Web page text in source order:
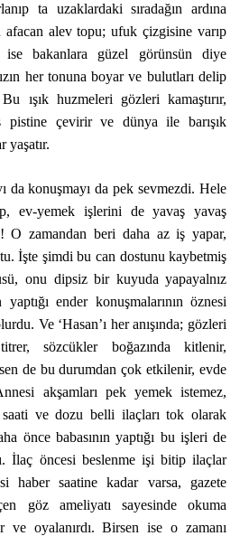
ta uzaklardaki sıradağın ardına
alev topu; ufuk çizgisine varıp
ise bakanlara güzel görünsün diye
her tonuna boyar ve bulutları delip
ışık huzmeleri gözleri kamaştırır,
pistine çevirir ve dünya ile barışık
yaşatır.
da konuşmayı da pek sevmezdi. Hele
ev-yemek işlerini de yavaş yavaş
O zamandan beri daha az iş yapar,
İşte şimdi bu can dostunu kaybetmiş
onu dipsiz bir kuyuda yapayalnız
ender konuşmalarının öznesi
Ve ‘Hasan’ı her anışında; gözleri
sözcükler boğazında kitlenir,
de bu durumdan çok etkilenir, evde
akşamları pek yemek istemez,
ve dozu belli ilaçları tok olarak
önce babasının yaptığı bu işleri de
İlaç öncesi beslenme işi bitip ilaçlar
haber saatine kadar varsa, gazete
göz ameliyatı sayesinde okuma
ve oyalanırdı. Birsen ise o zamanı